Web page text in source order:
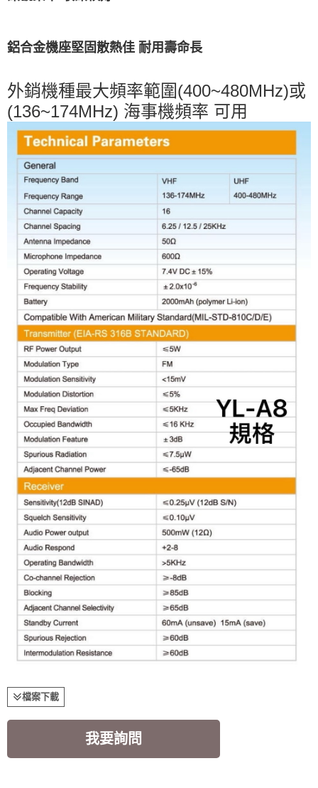
鋁合金機座堅固散熱佳 耐用壽命長
外銷機種最大頻率範圍(400~480MHz)或
(136~174MHz) 海事機頻率 可用
檔案下載
我要詢問